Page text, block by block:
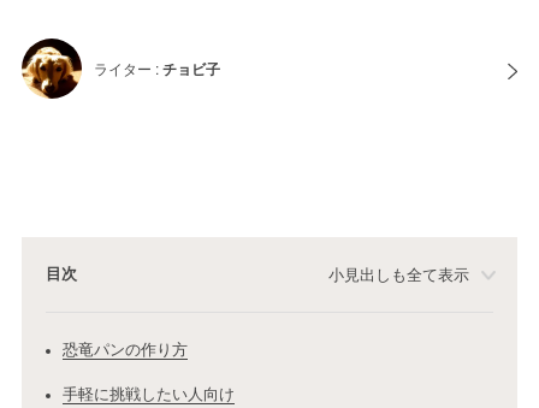
ライター :チョビ子
目次 小見出しも全て表示
恐竜パンの作り方
手軽に挑戦したい人向け